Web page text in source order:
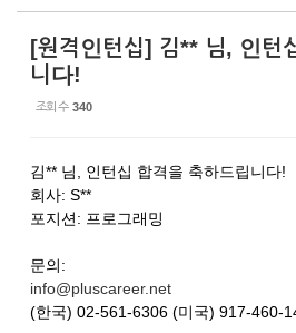
[원격인턴십] 김** 님, 인턴
니다!
조회 수 340
김** 님, 인턴십 합격을 축하드립니다!
회사: S**
포지션: 프로그래밍
문의:
info@pluscareer.net
(한국) 02-561-6306 (미국) 917-460-